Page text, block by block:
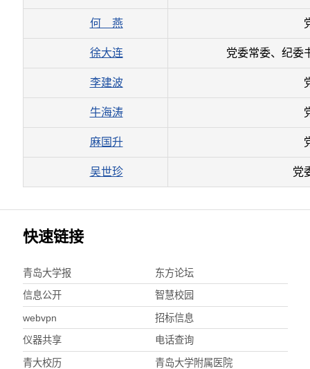
何 燕
徐大连 党委常委、纪委
李建波
牛海涛
麻国升
吴世珍 党
快速链接
青岛大学报 东方论坛
信息公开 智慧校园
webvpn 招标信息
仪器共享 电话查询
青大校历 青岛大学附属医院